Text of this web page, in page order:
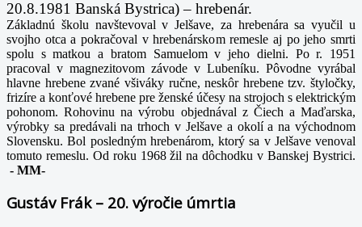
20.8.1981 Banská Bystrica) – hrebenár.
Základnú školu navštevoval v Jelšave, za hrebenára sa vyučil u
svojho otca a pokračoval v hrebenárskom remesle aj po jeho smrti
spolu s matkou a bratom Samuelom v jeho dielni. Po r. 1951
pracoval v magnezitovom závode v Lubeníku. Pôvodne vyrábal
hlavne hrebene zvané všiváky ručne, neskôr hrebene tzv. štyločky,
frizíre a konťové hrebene pre ženské účesy na strojoch s elektrickým
pohonom. Rohovinu na výrobu objednával z Čiech a Maďarska,
výrobky sa predávali na trhoch v Jelšave a okolí a na východnom
Slovensku. Bol posledným hrebenárom, ktorý sa v Jelšave venoval
tomuto remeslu. Od roku 1968 žil na dôchodku v Banskej Bystrici.
- MM-
Gustáv Frák – 20. výročie úmrtia